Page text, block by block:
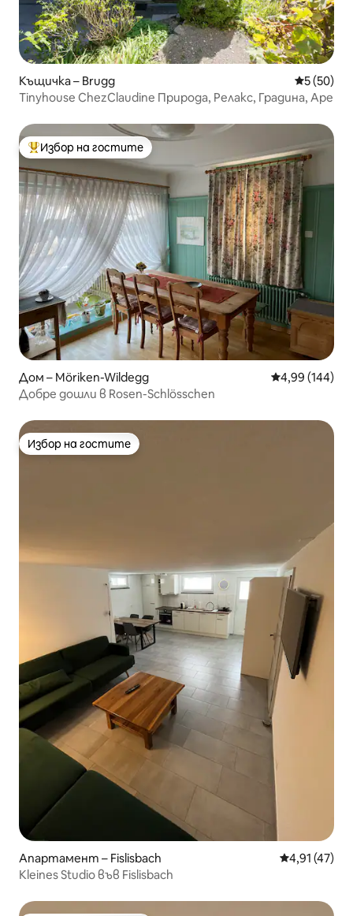
Къщичка – Brugg Средна
5 (50)
Tinyhouse ChezClaudine Природа, Релакс, Градина, Аре
Най-популярен избор на гостите
Избор на гостите
Дом – Möriken-Wildegg Средна
4,99 (144)
Добре дошли в Rosen-Schlösschen
Избор на гостите
Избор на гостите
Апартамент – Fislisbach Средна
4,91 (47)
Kleines Studio във Fislisbach